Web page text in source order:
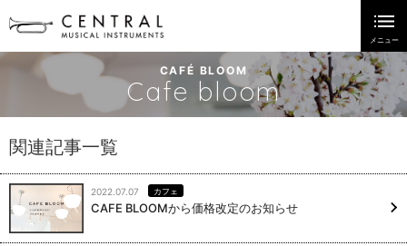
CAFÉ BLOOM
Cafe bloom
関連記事一覧
2022.07.07 カフェ
CAFE BLOOMから価格改定のお知らせ